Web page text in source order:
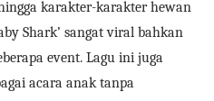
karakter-karakter hewan
Shark’ sangat viral bahkan
event. Lagu ini juga
acara anak tanpa